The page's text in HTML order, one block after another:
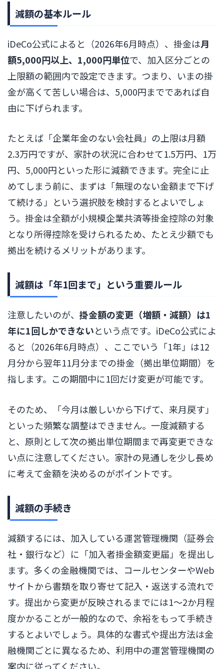
減額の基本ルール
iDeCo公式によると（2026年6月時点）、掛金は月
額5,000円以上、1,000円単位で、加入区分ごとの
上限額の範囲内で設定できます。つまり、いまの掛
金が高くて苦しい場合は、5,000円までであれば自
由に下げられます。
たとえば「企業年金のない会社員」の上限は月額
2.3万円ですが、家計の状況に合わせて1.5万円、1万
円、5,000円といった形に減額できます。完全に止
めてしまう前に、まずは「無理のない金額まで下げ
て続ける」という選択肢を検討するとよいでしょ
う。掛金は全額が小規模企業共済等掛金控除の対象
となり所得控除を受けられるため、たとえ少額でも
拠出を続けるメリットがあります。
減額は「年1回まで」という重要ルール
注意したいのが、 掛金額の変更（増額・減額）は1
年に1回しかできないという点です。iDeCo公式によ
ると（2026年6月時点）、ここでいう「1年」は12
月分から翌年11月分までの掛金（拠出単位期間）を
指します。この期間中に1回だけ変更が可能です。
そのため、「今月は厳しいから下げて、来月戻す」
といった頻繁な調整はできません。一度減額する
と、原則として次の拠出単位期間まで再変更できな
い点に注意してください。家計の見通しを少し長め
に考えて金額を決めるのがポイントです。
減額の手続き
減額するには、加入している運営管理機関（証券会
社・銀行など）に「加入者掛金額変更届」を提出し
ます。多くの金融機関では、コールセンターやWeb
サイトから書類を取り寄せて記入・返送する流れで
す。提出から変更が反映されるまでには1〜2か月程
度かかることが一般的なので、余裕をもって手続き
するとよいでしょう。具体的な書式や提出方法は金
融機関ごとに異なるため、利用中の運営管理機関の
案内に従ってください。